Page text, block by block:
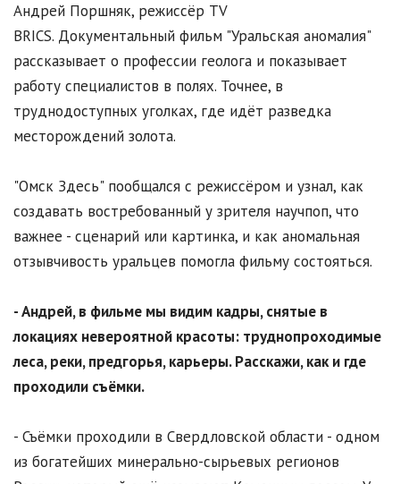
Андрей Поршняк, режиссёр TV
BRICS. Документальный фильм "Уральская аномалия"
рассказывает о профессии геолога и показывает
работу специалистов в полях. Точнее, в
труднодоступных уголках, где идёт разведка
месторождений золота.
"Омск Здесь" пообщался с режиссёром и узнал, как
создавать востребованный у зрителя научпоп, что
важнее - сценарий или картинка, и как аномальная
отзывчивость уральцев помогла фильму состояться.
- Андрей, в фильме мы видим кадры, снятые в
локациях невероятной красоты: труднопроходимые
леса, реки, предгорья, карьеры. Расскажи, как и где
проходили съёмки.
- Съёмки проходили в Свердловской области - одном
из богатейших минерально-сырьевых регионов